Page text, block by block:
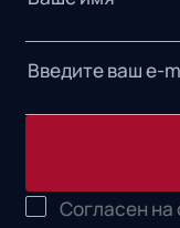
Согласен на